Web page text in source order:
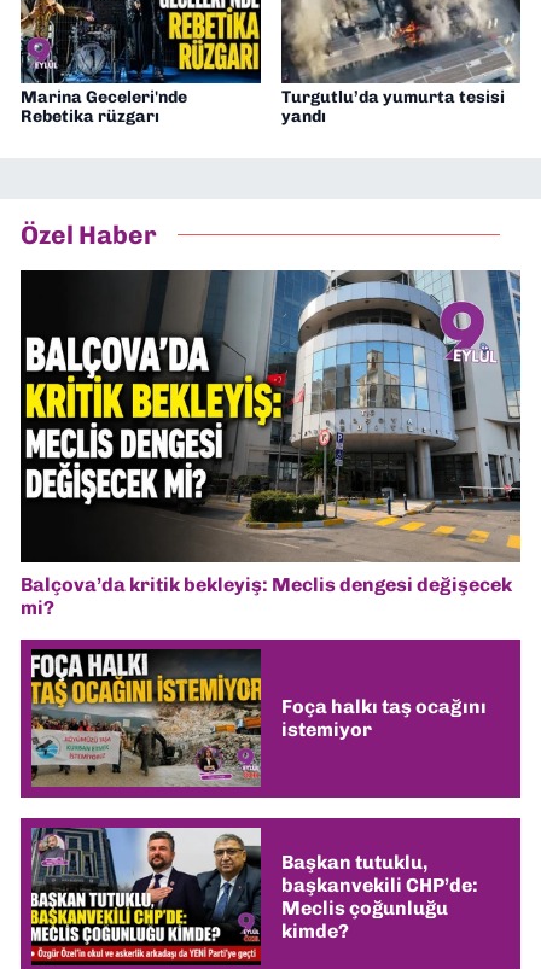
Marina Geceleri'nde
Rebetika rüzgarı
Turgutlu’da yumurta tesisi
yandı
Özel Haber
Balçova’da kritik bekleyiş: Meclis dengesi değişecek
mi?
Foça halkı taş ocağını
istemiyor
Başkan tutuklu,
başkanvekili CHP’de:
Meclis çoğunluğu
kimde?